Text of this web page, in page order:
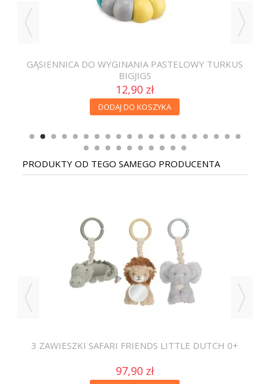
GĄSIENNICA DO WYGINANIA PASTELOWY TURKUS
BIGJIGS
12,90 zł
DODAJ DO KOSZYKA
PRODUKTY OD TEGO SAMEGO PRODUCENTA
3 ZAWIESZKI SAFARI FRIENDS LITTLE DUTCH 0+
97,90 zł